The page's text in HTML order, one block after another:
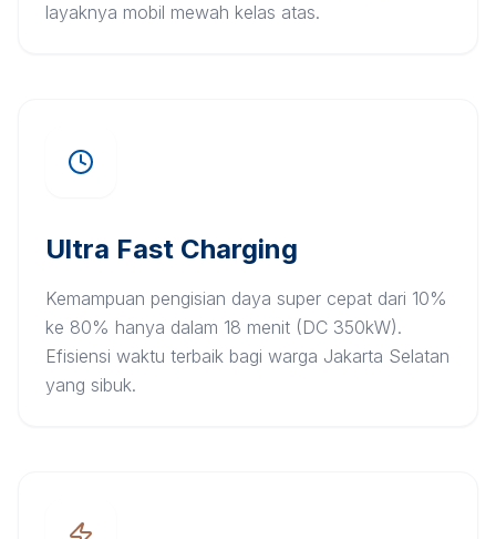
layaknya mobil mewah kelas atas.
Ultra Fast Charging
Kemampuan pengisian daya super cepat dari 10%
ke 80% hanya dalam 18 menit (DC 350kW).
Efisiensi waktu terbaik bagi warga Jakarta Selatan
yang sibuk.